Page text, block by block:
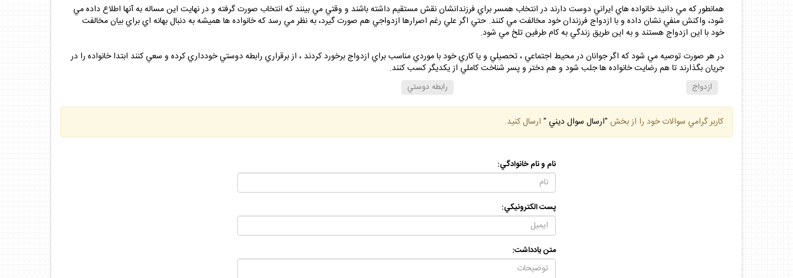
همانطور كه مي دانيد خانواده هاي ايراني دوست دارند در انتخاب همسر براي فرزندانشان نقش مستقيم داشته باشند و وقتي مي بينند كه انتخاب صورت گرفته و در نهايت اين مساله به آنها اطلاع داده مي
شود، واكنش منفي نشان داده و با ازدواج فرزندان خود مخالفت مي كنند. حتي اگر علي رغم اصرارها ازدواجي هم صورت گيرد، به نظر مي رسد كه خانواده ها هميشه به دنبال بهانه اي براي بيان مخالفت
خود با اين ازدواج هستند و به اين طريق زندگي به كام طرفين تلخ مي شود.
در هر صورت توصيه مي شود كه اگر جوانان در محيط اجتماعي ، تحصيلي و يا كاري خود با موردي مناسب براي ازدواج برخورد كردند ، از برقراري رابطه دوستي خودداري كرده و سعي كنند ابتدا خانواده را در
جريان بگذارند تا هم رضايت خانواده ها جلب شود و هم دختر و پسر شناخت كاملي از يكديگر كسب كنند.
ازدواج رابطه دوستي
كاربر گرامي سوالات خود را از بخش "ارسال سوال ديني " ارسال كنيد.
نام و نام خانوادگي:
پست الكترونيكي:
متن يادداشت: